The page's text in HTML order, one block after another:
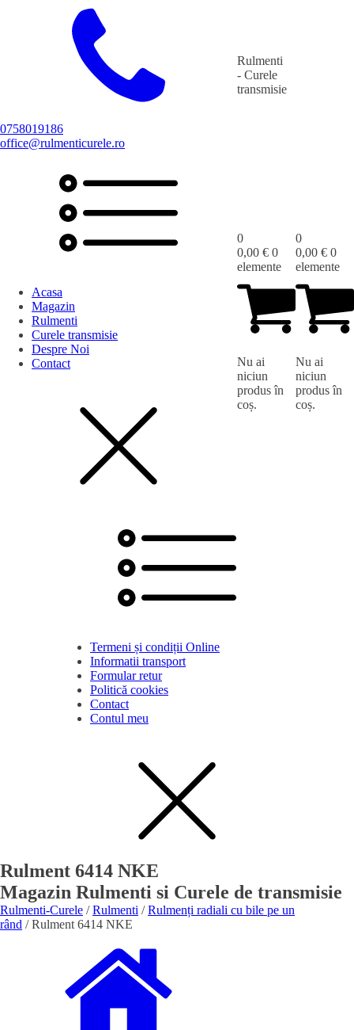
0758019186
office@rulmenticurele.ro
Rulmenti
- Curele
transmisie
Acasa
Magazin
Rulmenti
Curele transmisie
Despre Noi
Contact
0
0,00 € 0
elemente
Nu ai
niciun
produs în
coș.
0
0,00 € 0
elemente
Nu ai
niciun
produs în
coș.
Termeni și condiții Online
Informatii transport
Formular retur
Politică cookies
Contact
Contul meu
Rulment 6414 NKE
Magazin Rulmenti si Curele de transmisie
Rulmenti-Curele /Rulmenti /Rulmenți radiali cu bile pe un
rând / Rulment 6414 NKE